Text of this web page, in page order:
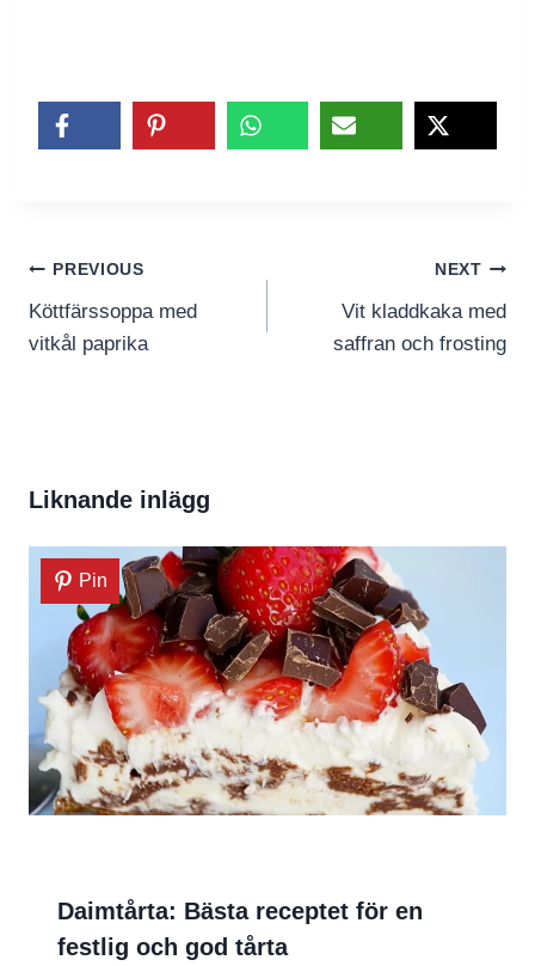
Inläggsnavigering
PREVIOUS
Köttfärssoppa med
vitkål paprika
NEXT
Vit kladdkaka med
saffran och frosting
Liknande inlägg
Pin
Daimtårta: Bästa receptet för en
festlig och god tårta